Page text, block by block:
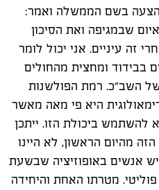
בשם הממשלה ואמר:
שבמגיפה ואת הסיכון
זה עיניים. אני יכול לומר
בבידוד ומחצית מהחולים
השב"כ. רמת הפולשנות
היא פי מאה מאשר
להשתמש ביכולת הזו. ייתכן
מהיום הראשון, לא היינו
אנשים באופוזיציה שבשעת
מטרתו האחת והיחידה